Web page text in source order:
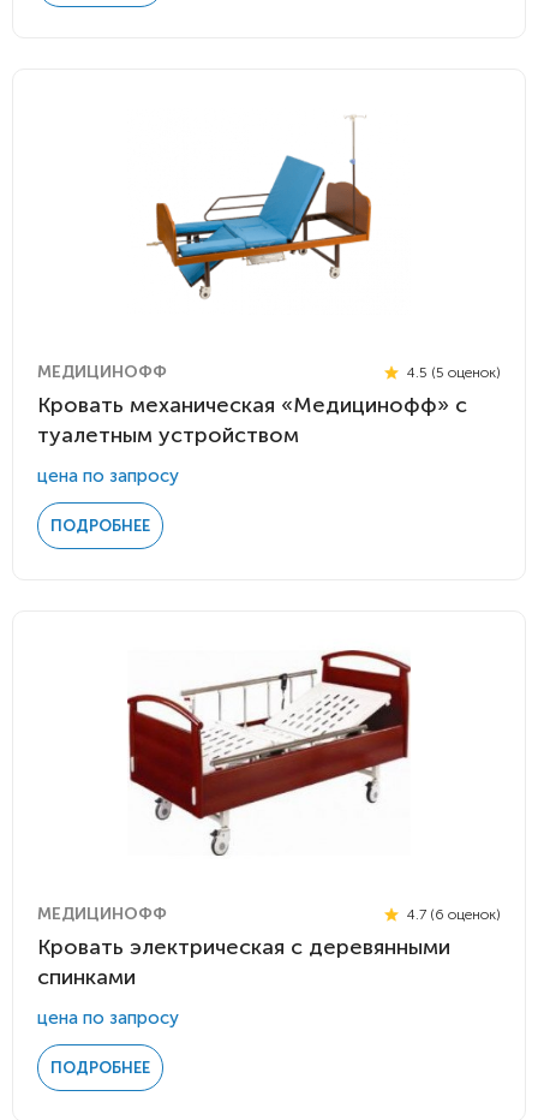
МЕДИЦИНОФФ 4.5 (5 оценок)
Кровать механическая «Медицинофф» с
туалетным устройством
цена по запросу
ПОДРОБНЕЕ
МЕДИЦИНОФФ 4.7 (6 оценок)
Кровать электрическая с деревянными
спинками
цена по запросу
ПОДРОБНЕЕ